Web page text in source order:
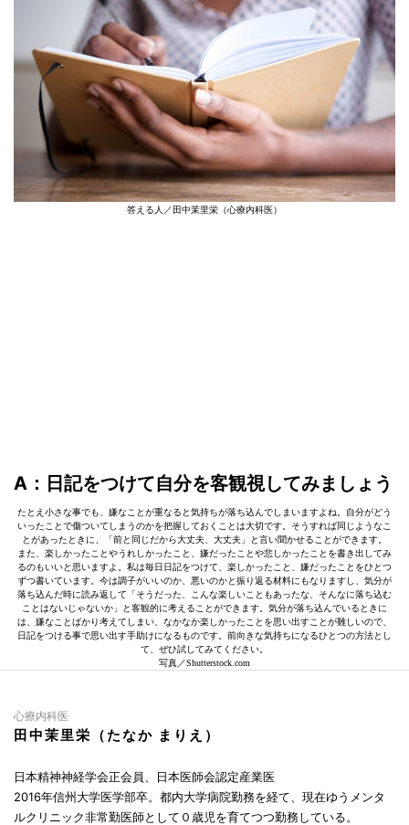
答える人／田中茉里栄（心療内科医）
A：日記をつけて自分を客観視してみましょう
たとえ小さな事でも、嫌なことが重なると気持ちが落ち込んでしまいますよね。自分がどう
いったことで傷ついてしまうのかを把握しておくことは大切です。そうすれば同じようなこ
とがあったときに、「前と同じだから大丈夫、大丈夫」と言い聞かせることができます。
また、楽しかったことやうれしかったこと、嫌だったことや悲しかったことを書き出してみ
るのもいいと思いますよ。私は毎日日記をつけて、楽しかったこと、嫌だったことをひとつ
ずつ書いています。今は調子がいいのか、悪いのかと振り返る材料にもなりますし、気分が
落ち込んだ時に読み返して「そうだった、こんな楽しいこともあったな、そんなに落ち込む
ことはないじゃないか」と客観的に考えることができます。気分が落ち込んでいるときに
は、嫌なことばかり考えてしまい、なかなか楽しかったことを思い出すことが難しいので、
日記をつける事で思い出す手助けになるものです。前向きな気持ちになるひとつの方法とし
て、ぜひ試してみてください。
写真／Shutterstock.com
心療内科医
田中茉里栄（たなか まりえ）
日本精神神経学会正会員、日本医師会認定産業医
2016年信州大学医学部卒。都内大学病院勤務を経て、現在ゆうメンタ
ルクリニック非常勤医師として０歳児を育てつつ勤務している。